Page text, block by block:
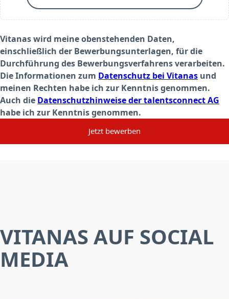
Vitanas wird meine obenstehenden Daten,
einschließlich der Bewerbungsunterlagen, für die
Durchführung des Bewerbungsverfahrens verarbeiten.
Die Informationen zum Datenschutz bei Vitanas und
meinen Rechten habe ich zur Kenntnis genommen.
Auch die Datenschutzhinweise der talentsconnect AG
habe ich zur Kenntnis genommen.
Jetzt bewerben
VITANAS AUF SOCIAL
MEDIA